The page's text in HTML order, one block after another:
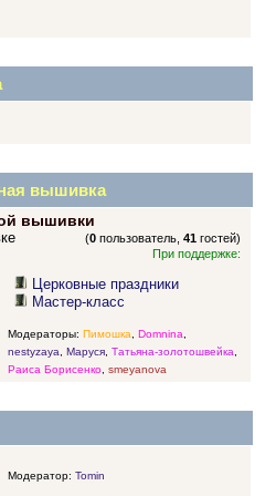
вышивка
вышивки
(0 пользователь,41 гостей)
При поддержке:
Церковные праздники
Мастер-класс
Модераторы: Пимошка Domnina
nestyzaya
Маруся, Татьяна-золотошвейка
Раиса Борисенко, smeyanova
Модератор: Tomin